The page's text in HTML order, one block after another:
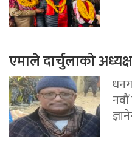
एमाले दार्चुलाको